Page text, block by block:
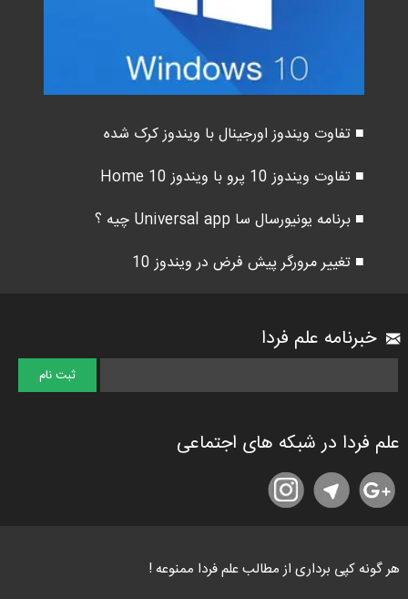
■ تفاوت ویندوز اورجینال با ویندوز کرک شده
■ تفاوت ویندوز 10 پرو با ویندوز 10 Home
■ برنامه یونیورسال سا Universal app چیه ؟
■ تغییر مرورگر پیش فرض در ویندوز 10
خبرنامه علم فردا
علم فردا در شبکه های اجتماعی
هر گونه کپی برداری از مطالب علم فردا ممنوعه !